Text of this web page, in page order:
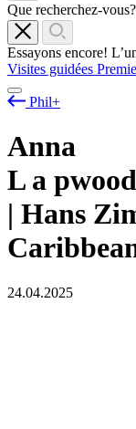
Que recherchez-vous?
Essayons encore!
Visites guidées
Phil+
Anna
L a pwood
| Hans
24.04.2025